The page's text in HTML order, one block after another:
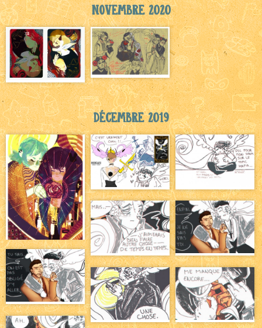
Novembre 2020
Décembre 2019